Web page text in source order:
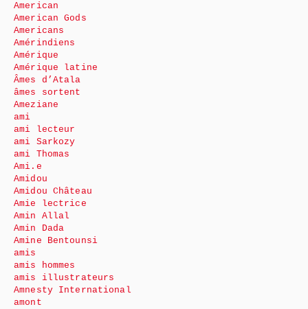
American
American Gods
Americans
Amérindiens
Amérique
Amérique latine
Âmes d’Atala
âmes sortent
Ameziane
ami
ami lecteur
ami Sarkozy
ami Thomas
Ami.e
Amidou
Amidou Château
Amie lectrice
Amin Allal
Amin Dada
Amine Bentounsi
amis
amis hommes
amis illustrateurs
Amnesty International
amont